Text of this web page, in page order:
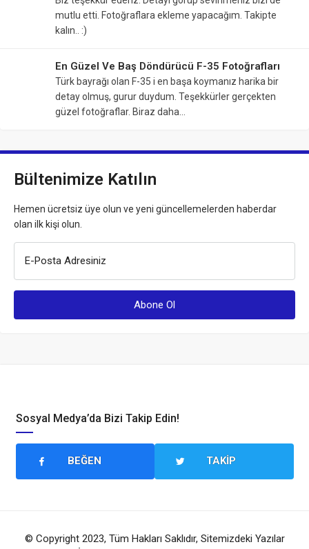
mutlu etti. Fotoğraflara ekleme yapacağım. Takipte
kalın.. :)
En Güzel Ve Baş Döndürücü F-35 Fotoğrafları
Türk bayrağı olan F-35 i en başa koymanız harika bir
detay olmuş, gurur duydum. Teşekkürler gerçekten
güzel fotoğraflar. Biraz daha…
Bültenimize Katılın
Hemen ücretsiz üye olun ve yeni güncellemelerden haberdar
olan ilk kişi olun.
E-Posta Adresiniz
Sosyal Medya’da Bizi Takip Edin!
BEĞEN TAKIP
© Copyright 2023, Tüm Hakları Saklıdır, Sitemizdeki Yazılar